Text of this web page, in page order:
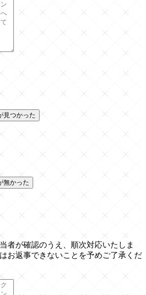
見つかった
無かった
者が確認のうえ、順次対応いたしま
お返事できないことを予めご了承くだ